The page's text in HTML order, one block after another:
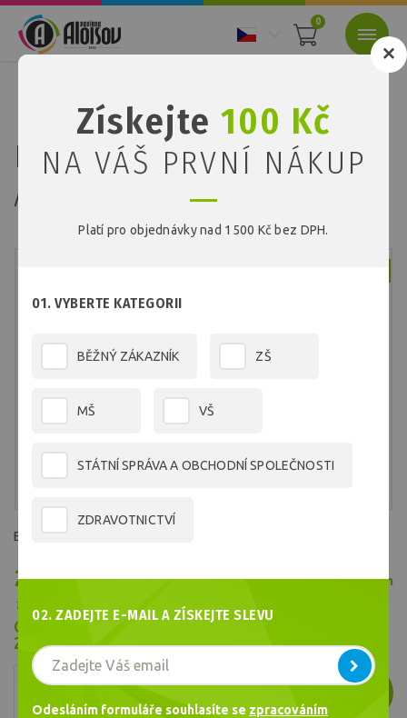
0
Barevný papír černý A3/80g/100 listů
Barevný papír černý
A3/80g/100 listů
Barva č.1990
Skladem
209,98 Kč/ ks
173,54 Kč bez DPH
Cena celkem
209,98 Kč
Získejte100 Kč
NA VÁŠ PRVNÍ NÁKUP
Platí pro objednávky nad 1500 Kč bez DPH.
01. VYBERTE KATEGORII
BĚŽNÝ ZÁKAZNÍK ZŠ
MŠ VŠ
STÁTNÍ SPRÁVA A OBCHODNÍ SPOLEČNOSTI
ZDRAVOTNICTVÍ
02. ZADEJTE E-MAIL A ZÍSKEJTE SLEVU
Odesláním formuláře souhlasíte se zpracováním